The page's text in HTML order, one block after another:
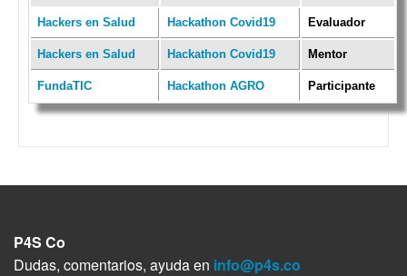
Hackers en Salud Hackathon Covid19 Evaluador
Hackers en Salud Hackathon Covid19 Mentor
FundaTIC Hackathon AGRO Participante
P4S Co
Dudas, comentarios, ayuda en info@p4s.co